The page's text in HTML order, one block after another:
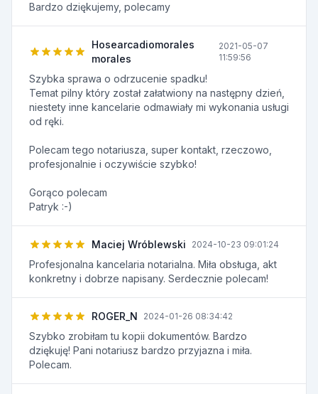
Bardzo dziękujemy, polecamy
Hosearcadiomorales
morales
2021-05-07
11:59:56
Szybka sprawa o odrzucenie spadku!
Temat pilny który został załatwiony na następny dzień,
niestety inne kancelarie odmawiały mi wykonania usługi
od ręki.
Polecam tego notariusza, super kontakt, rzeczowo,
profesjonalnie i oczywiście szybko!
Gorąco polecam
Patryk :-)
Maciej Wróblewski 2024-10-23 09:01:24
Profesjonalna kancelaria notarialna. Miła obsługa, akt
konkretny i dobrze napisany. Serdecznie polecam!
ROGER_N 2024-01-26 08:34:42
Szybko zrobiłam tu kopii dokumentów. Bardzo
dziękuję! Pani notariusz bardzo przyjazna i miła.
Polecam.